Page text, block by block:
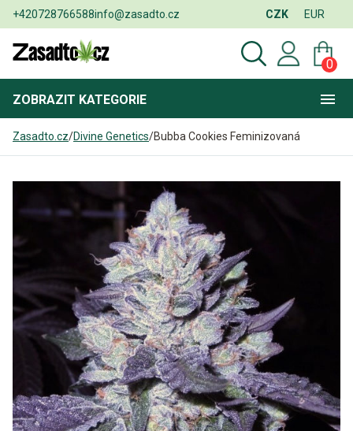
+420728766588info@zasadto.cz CZK EUR
0
ZOBRAZIT KATEGORIE
Zasadto.cz/Divine Genetics/Bubba Cookies Feminizovaná